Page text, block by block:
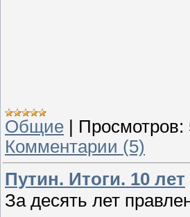
Общие | Просмотров:
Комментарии (5)
Путин. Итоги. 10 лет
За десять лет